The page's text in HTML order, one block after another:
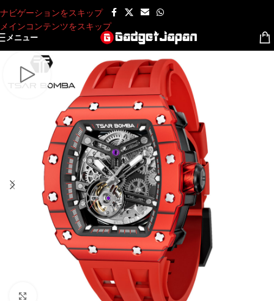
ナビゲーションをスキップ
メインコンテンツをスキップ
メニュー
クリックして拡大